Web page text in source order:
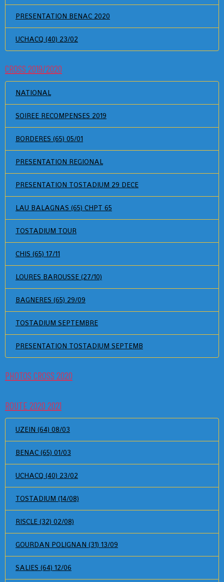
PRESENTATION BENAC 2020
UCHACQ (40) 23/02
CROSS 2019/2020
NATIONAL
SOIREE RECOMPENSES 2019
BORDERES (65) 05/01
PRESENTATION REGIONAL
PRESENTATION TOSTADIUM 29 DECE
LAU BALAGNAS (65) CHPT 65
TOSTADIUM TOUR
CHIS (65) 17/11
LOURES BAROUSSE (27/10)
BAGNERES (65) 29/09
TOSTADIUM SEPTEMBRE
PRESENTATION TOSTADIUM SEPTEMB
PHOTOS CROSS 2020
ROUTE 2020 2021
UZEIN (64) 08/03
BENAC (65) 01/03
UCHACQ (40) 23/02
TOSTADIUM (14/08)
RISCLE (32) 02/08)
GOURDAN POLIGNAN (31) 13/09
SALIES (64) 12/06